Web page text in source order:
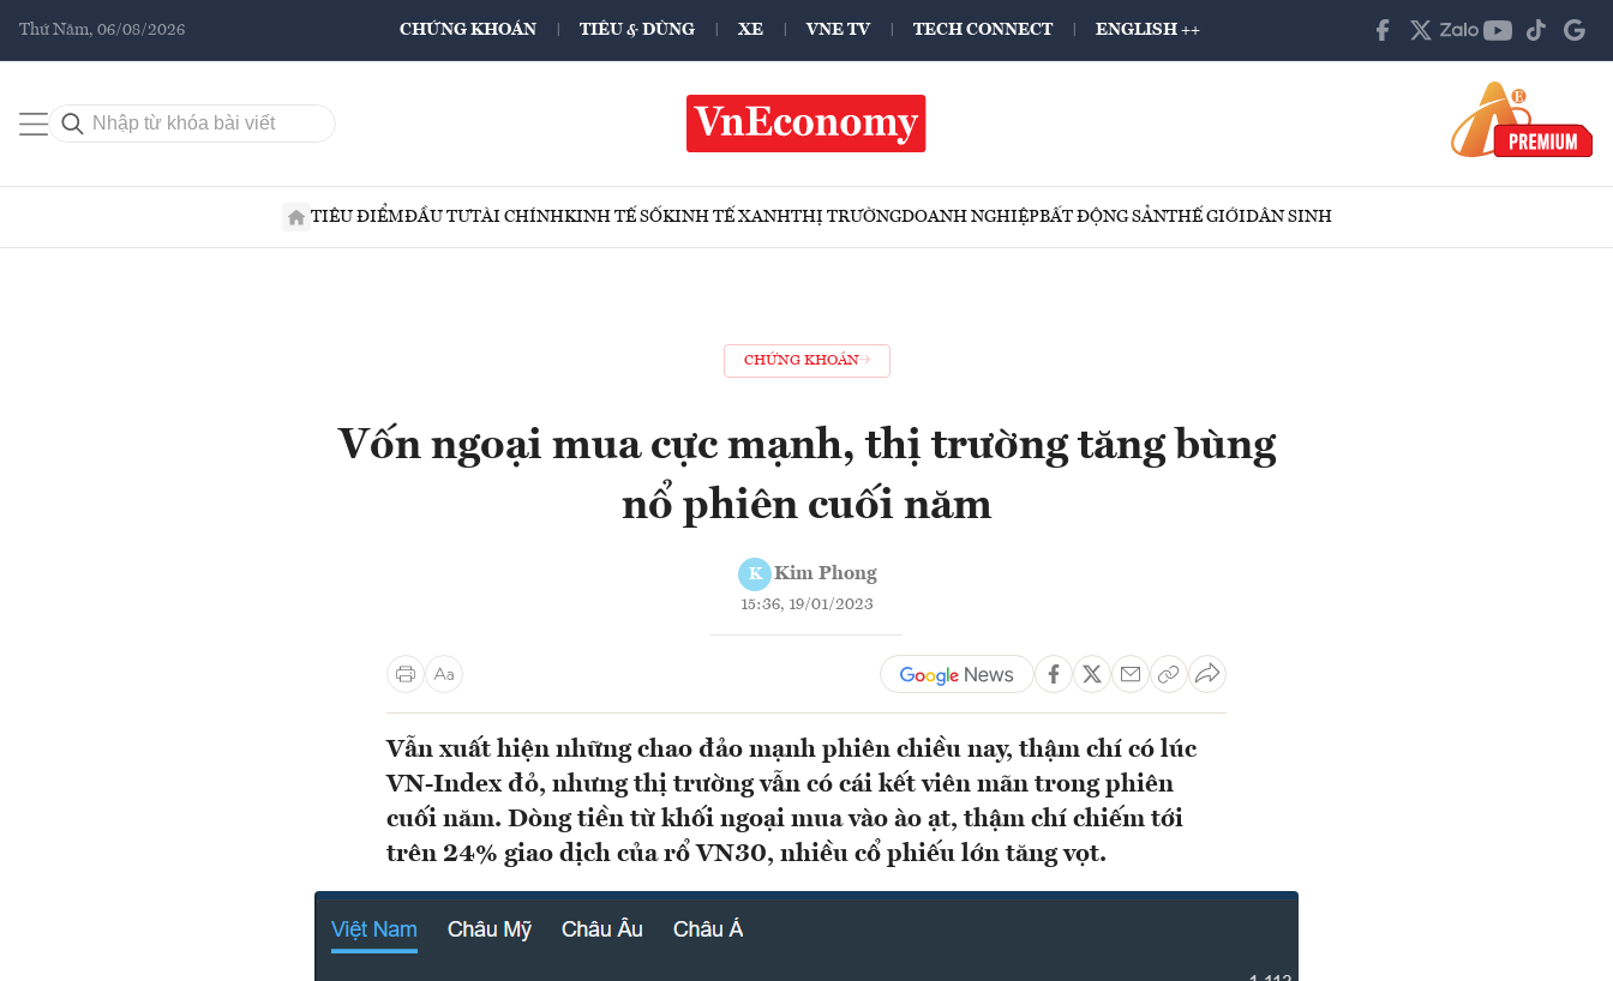
Thứ Năm, 06/08/2026 CHỨNG KHOÁN TIÊU & DÙNG XE VNE TV TECH CONNECT ENGLISH ++
TIÊU ĐIỂMĐẦU TƯTÀI CHÍNHKINH TẾ SỐKINH TẾ XANHTHỊ TRƯỜNGDOANH NGHIỆPBẤT ĐỘNG SẢNTHẾ GIỚIDÂN SINH
CHỨNG KHOÁN
Vốn ngoại mua cực mạnh, thị trường tăng bùng
nổ phiên cuối năm
K Kim Phong
15:36, 19/01/2023
Vẫn xuất hiện những chao đảo mạnh phiên chiều nay, thậm chí có lúc
VN-Index đỏ, nhưng thị trường vẫn có cái kết viên mãn trong phiên
cuối năm. Dòng tiền từ khối ngoại mua vào ào ạt, thậm chí chiếm tới
trên 24% giao dịch của rổ VN30, nhiều cổ phiếu lớn tăng vọt.